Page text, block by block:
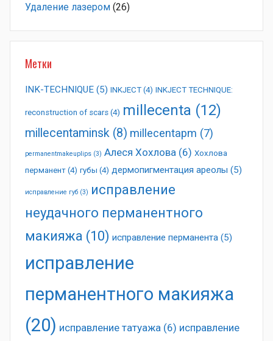
Удаление лазером (26)
Метки
INK-TECHNIQUE (5) INKJECT (4) INKJECT TECHNIQUE:
reconstruction of scars (4) millecenta (12)
millecentaminsk (8) millecentapm (7)
permanentmakeuplips (3) Алеся Хохлова (6) Хохлова
перманент (4) губы (4) дермопигментация ареолы (5)
исправление губ (3) исправление
неудачного перманентного
макияжа (10) исправление перманента (5)
исправление
перманентного макияжа
(20) исправление татуажа (6) исправление